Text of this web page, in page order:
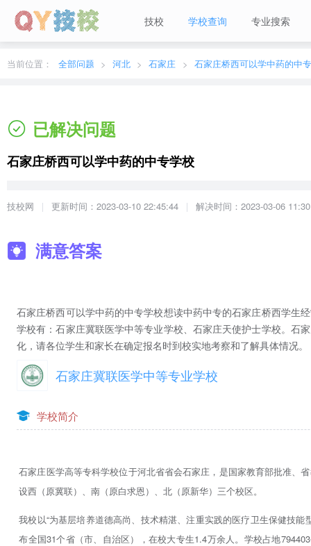
技校 学校查询 专业搜索
当前城市： 广东 切换地区
当前位置： 全部问题 河北 石家庄 石家庄桥西可以学中药的中
已解决问题
石家庄桥西可以学中药的中专学校
技校网 更新时间：2023-03-10 22:45:44 解决时间：2023-03-06 11:30
满意答案
石家庄桥西可以学中药的中专学校想读中药中专的石家庄桥西学生
学校有：石家庄冀联医学中等专业学校、石家庄天使护士学校。石
化，请各位学生和家长在确定报名时到校实地考察和了解具体情况。
石家庄冀联医学中等专业学校
学校简介
石家庄医学高等专科学校位于河北省省会石家庄，是国家教育部批准、
设西（原冀联）、南（原白求恩）、北（原新华）三个校区。
我校以“为基层培养道德高尚、技术精湛、注重实践的医疗卫生保健技
布全国31个省（市、自治区），在校大专生1.4万余人。学校占地